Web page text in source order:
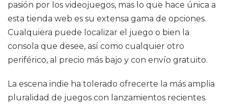
pasión por los videojuegos, mas lo que hace única a
esta tienda web es su extensa gama de opciones.
Cualquiera puede localizar el juego o bien la
consola que desee, así como cualquier otro
periférico, al precio más bajo y con envío gratuito.
La escena indie ha tolerado ofrecerte la más amplia
pluralidad de juegos con lanzamientos recientes.